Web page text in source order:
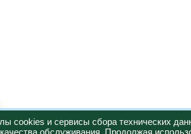
cookies и сервисы сбора технических
качества обслуживания. Продолжая